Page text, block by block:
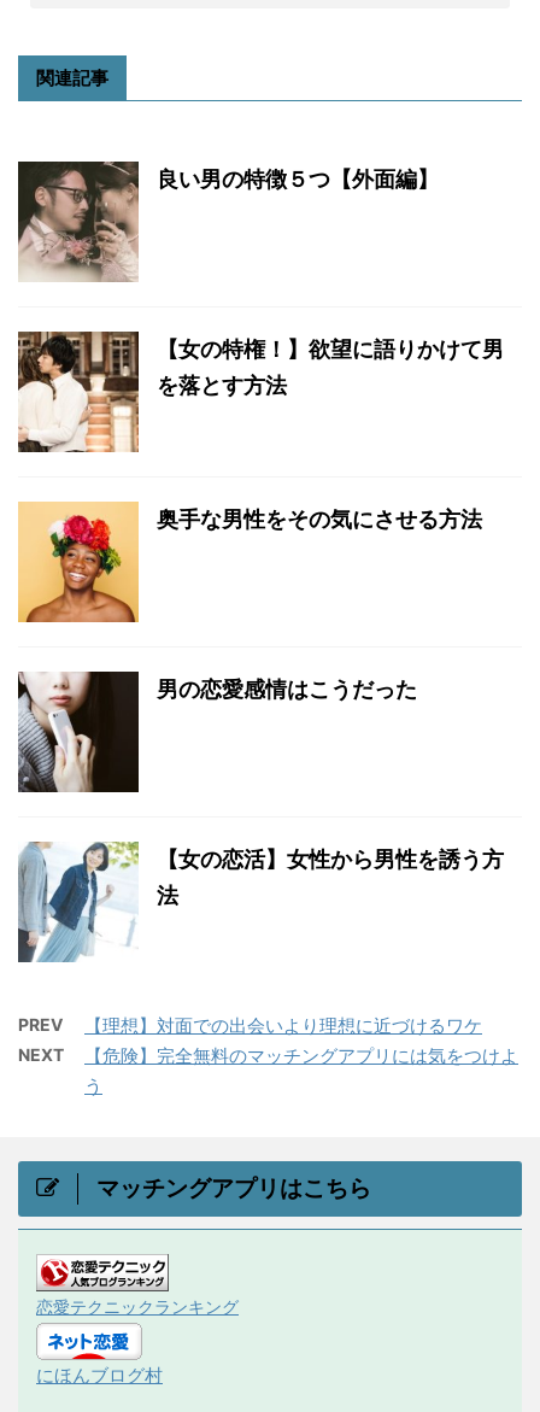
関連記事
良い男の特徴５つ【外面編】
【女の特権！】欲望に語りかけて男
を落とす方法
奥手な男性をその気にさせる方法
男の恋愛感情はこうだった
【女の恋活】女性から男性を誘う方
法
PREV 【理想】対面での出会いより理想に近づけるワケ
NEXT
【危険】完全無料のマッチングアプリには気をつけよ
う
マッチングアプリはこちら
恋愛テクニックランキング
にほんブログ村